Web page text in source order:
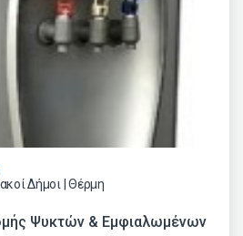
Δήμοι | Θέρμη
Ψυκτών & Εμφιαλωμένων